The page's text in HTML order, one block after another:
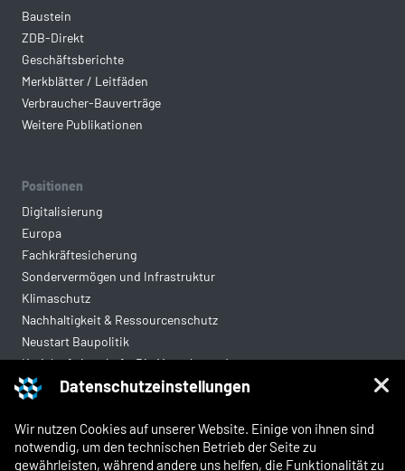
Datenschutzeinstellungen
Wir nutzen Cookies auf unserer Website. Einige von ihnen sind
notwendig, um den technischen Betrieb der Seite zu
gewährleisten, während andere uns helfen, die Funktionalität zu
Baustein
ZDB-Direkt
Geschäftsberichte
Merkblätter / Leitfäden
Verbraucher-Bauverträge
Weitere Publikationen
Positionen
Digitalisierung
Europa
Fachkräftesicherung
Sondervermögen und Infrastruktur
Klimaschutz
Nachhaltigkeit & Ressourcenschutz
Neustart Baupolitik
Kreislaufwirtschaft: Die Mantelverordnung
Mittelstandsgerechte Vergabe